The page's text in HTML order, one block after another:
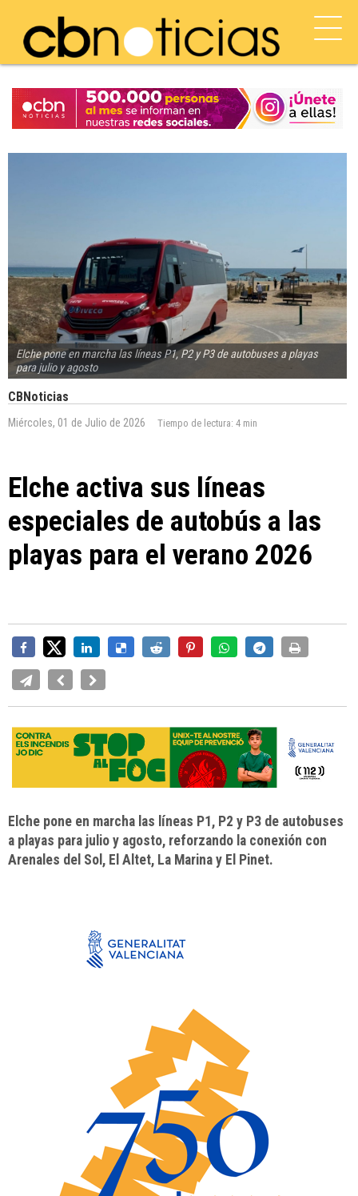
Elche pone en marcha las líneas P1, P2 y P3 de autobuses a playas
para julio y agosto
CBNoticias
Miércoles, 01 de Julio de 2026 Tiempo de lectura: 4 min
Elche activa sus líneas
especiales de autobús a las
playas para el verano 2026
Elche pone en marcha las líneas P1, P2 y P3 de autobuses
a playas para julio y agosto, reforzando la conexión con
Arenales del Sol, El Altet, La Marina y El Pinet.